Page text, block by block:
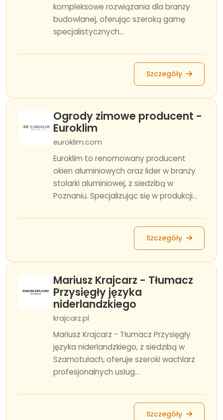
kompleksowe rozwiązania dla branży
budowlanej, oferując szeroką gamę
specjalistycznych...
Szczegóły
Ogrody zimowe producent -
Euroklim
euroklim.com
Euroklim to renomowany producent
okien aluminiowych oraz lider w branży
stolarki aluminiowej, z siedzibą w
Poznaniu. Specjalizując się w produkcji...
Szczegóły
Mariusz Krajcarz - Tłumacz
Przysięgły języka
niderlandzkiego
krajcarz.pl
Mariusz Krajcarz - Tłumacz Przysięgły
języka niderlandzkiego, z siedzibą w
Szamotułach, oferuje szeroki wachlarz
profesjonalnych usług...
Szczegóły